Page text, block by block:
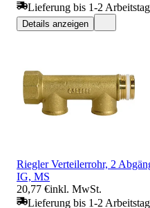
Lieferung bis 1-2
Details anzeigen
Riegler Verteilerrohr, 2
IG, MS
20,77 €inkl. MwSt.
Lieferung bis 1-2